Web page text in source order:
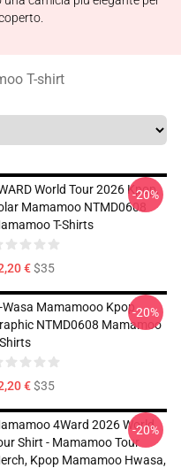
T-shirt
World Tour 2026 Kpop,
Mamamoo NTMD0608
T-Shirts
€$35
-20%
Wasa Mamamooo Kpop
NTMD0608 Mamamoo
€$35
-20%
4Ward 2026 World
Shirt - Mamamoo Tour
Kpop Mamamoo Hwasa,
-20%